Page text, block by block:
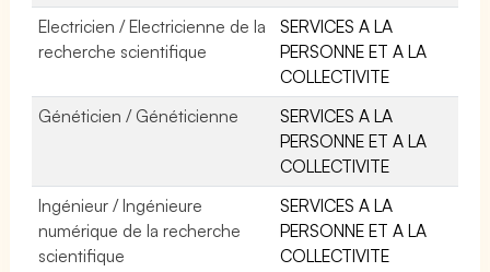
Electricien / Electricienne de la
recherche scientifique
SERVICES A LA
PERSONNE ET A LA
COLLECTIVITE
Généticien / Généticienne
SERVICES A LA
PERSONNE ET A LA
COLLECTIVITE
Ingénieur / Ingénieure
numérique de la recherche
scientifique
SERVICES A LA
PERSONNE ET A LA
COLLECTIVITE